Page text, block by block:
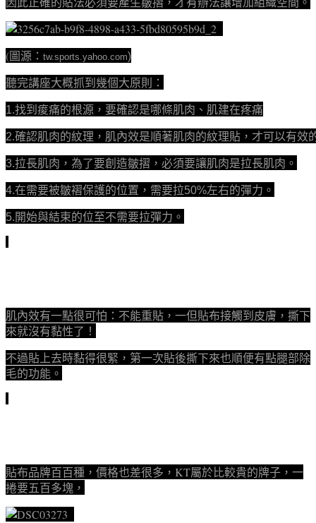
(圖源： tw.sports.yahoo.com)
聽完講座大概抓到幾個大原則：
1.找到痠痛的根源，要確認是哪條肌肉、肌建在疼痛
2.確認肌肉的紋理，肌內效是順著肌肉的紋理貼，才可以有效
3.拉長肌肉，為了要創造皺摺，必須要讓肌肉是拉長肌肉。
4.在需要被皺褶保護的位置，需要拉50%左右的彈力。
5.開始與結束的位至不需要拉彈力。
肌內效有一點很可怕：不能重貼，一但貼布接觸到皮膚，撕下
來就沒有黏性了！
不過貼上去時黏得很緊，第一次貼後撕下來也順便有點腿部除
毛的功能。
貼布品牌百百種，價格也差很多，KT屬於比較貴的牌子，一
捲要五百多塊，